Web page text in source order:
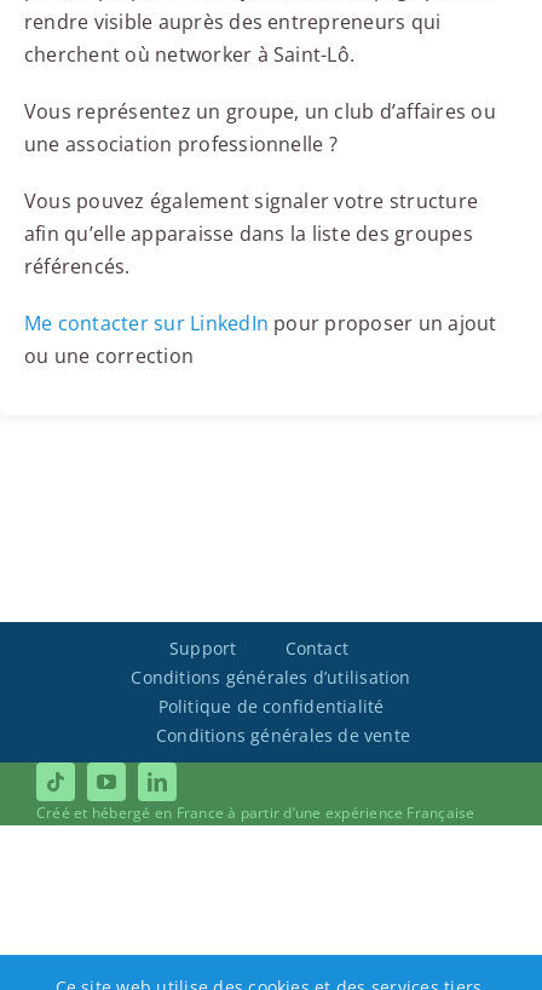
rendre visible auprès des entrepreneurs qui
cherchent où networker à Saint-Lô.
Vous représentez un groupe, un club d’affaires ou
une association professionnelle ?
Vous pouvez également signaler votre structure
afin qu’elle apparaisse dans la liste des groupes
référencés.
Me contacter sur LinkedIn pour proposer un ajout
ou une correction
Support
Contact
Conditions générales d’utilisation
Politique de confidentialité
Conditions générales de vente
Créé et hébergé en France à partir d’une expérience Française